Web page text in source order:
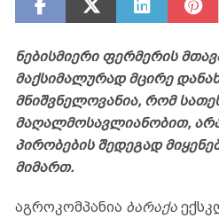
ნებისმიერი ფერმერის
მაქსიმალურად მცირე
მნიშვნელოვანია, რომ
მაღალმოსავლიანობით,
პირობების შედეგად
მიმართ.
აგროკომპანია ბარაქა